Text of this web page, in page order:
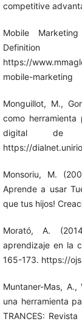
competitive
Mobile
https://
mobile-marketing
Monguillot, M.,
como herramienta
digital de
https://
Monsoriu, M.
Aprende a usar
que tus hijos!
Morató, A.
aprendizaje en la
165-173. https://
Muntaner-Mas,
una herramienta
TRANCES: